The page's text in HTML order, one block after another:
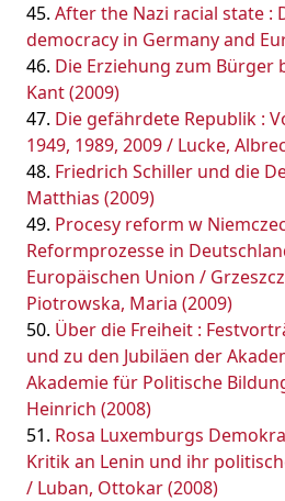
After the Nazi racial state :
democracy in Germany and
Die Erziehung zum Bürger
Kant (2009)
Die gefährdete Republik :
1949, 1989, 2009 / Lucke,
Friedrich Schiller und die
Matthias (2009)
Procesy reform w
Reformprozesse in
Europäischen Union /
Piotrowska, Maria (2009)
Über die Freiheit :
und zu den Jubiläen der
Akademie für Politische
Heinrich (2008)
Rosa Luxemburgs
Kritik an Lenin und ihr
/ Luban, Ottokar (2008)